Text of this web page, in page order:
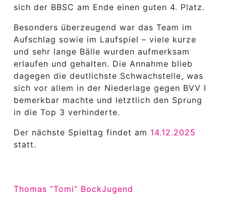
sich der BBSC am Ende einen guten 4. Platz.
Besonders überzeugend war das Team im
Aufschlag sowie im Laufspiel – viele kurze
und sehr lange Bälle wurden aufmerksam
erlaufen und gehalten. Die Annahme blieb
dagegen die deutlichste Schwachstelle, was
sich vor allem in der Niederlage gegen BVV I
bemerkbar machte und letztlich den Sprung
in die Top 3 verhinderte.
Der nächste Spieltag findet am 14.12.2025
statt.
Thomas “Tomi” BockJugend